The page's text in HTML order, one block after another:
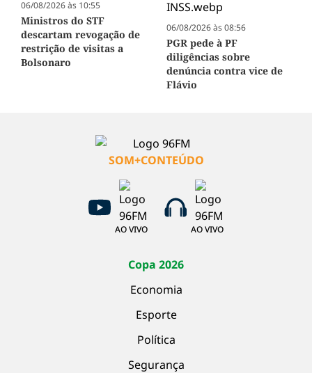
06/08/2026 às 10:55
Ministros do STF
descartam revogação de
restrição de visitas a
Bolsonaro
06/08/2026 às 08:56
PGR pede à PF
diligências sobre
denúncia contra vice de
Flávio
SOM+CONTEÚDO
AO VIVO AO VIVO
Copa 2026
Economia
Esporte
Política
Segurança